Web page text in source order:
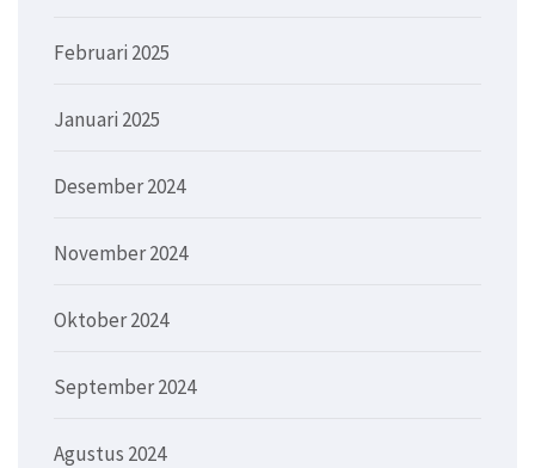
Februari 2025
Januari 2025
Desember 2024
November 2024
Oktober 2024
September 2024
Agustus 2024